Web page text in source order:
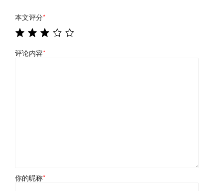
本文评分*
评论内容*
你的昵称*